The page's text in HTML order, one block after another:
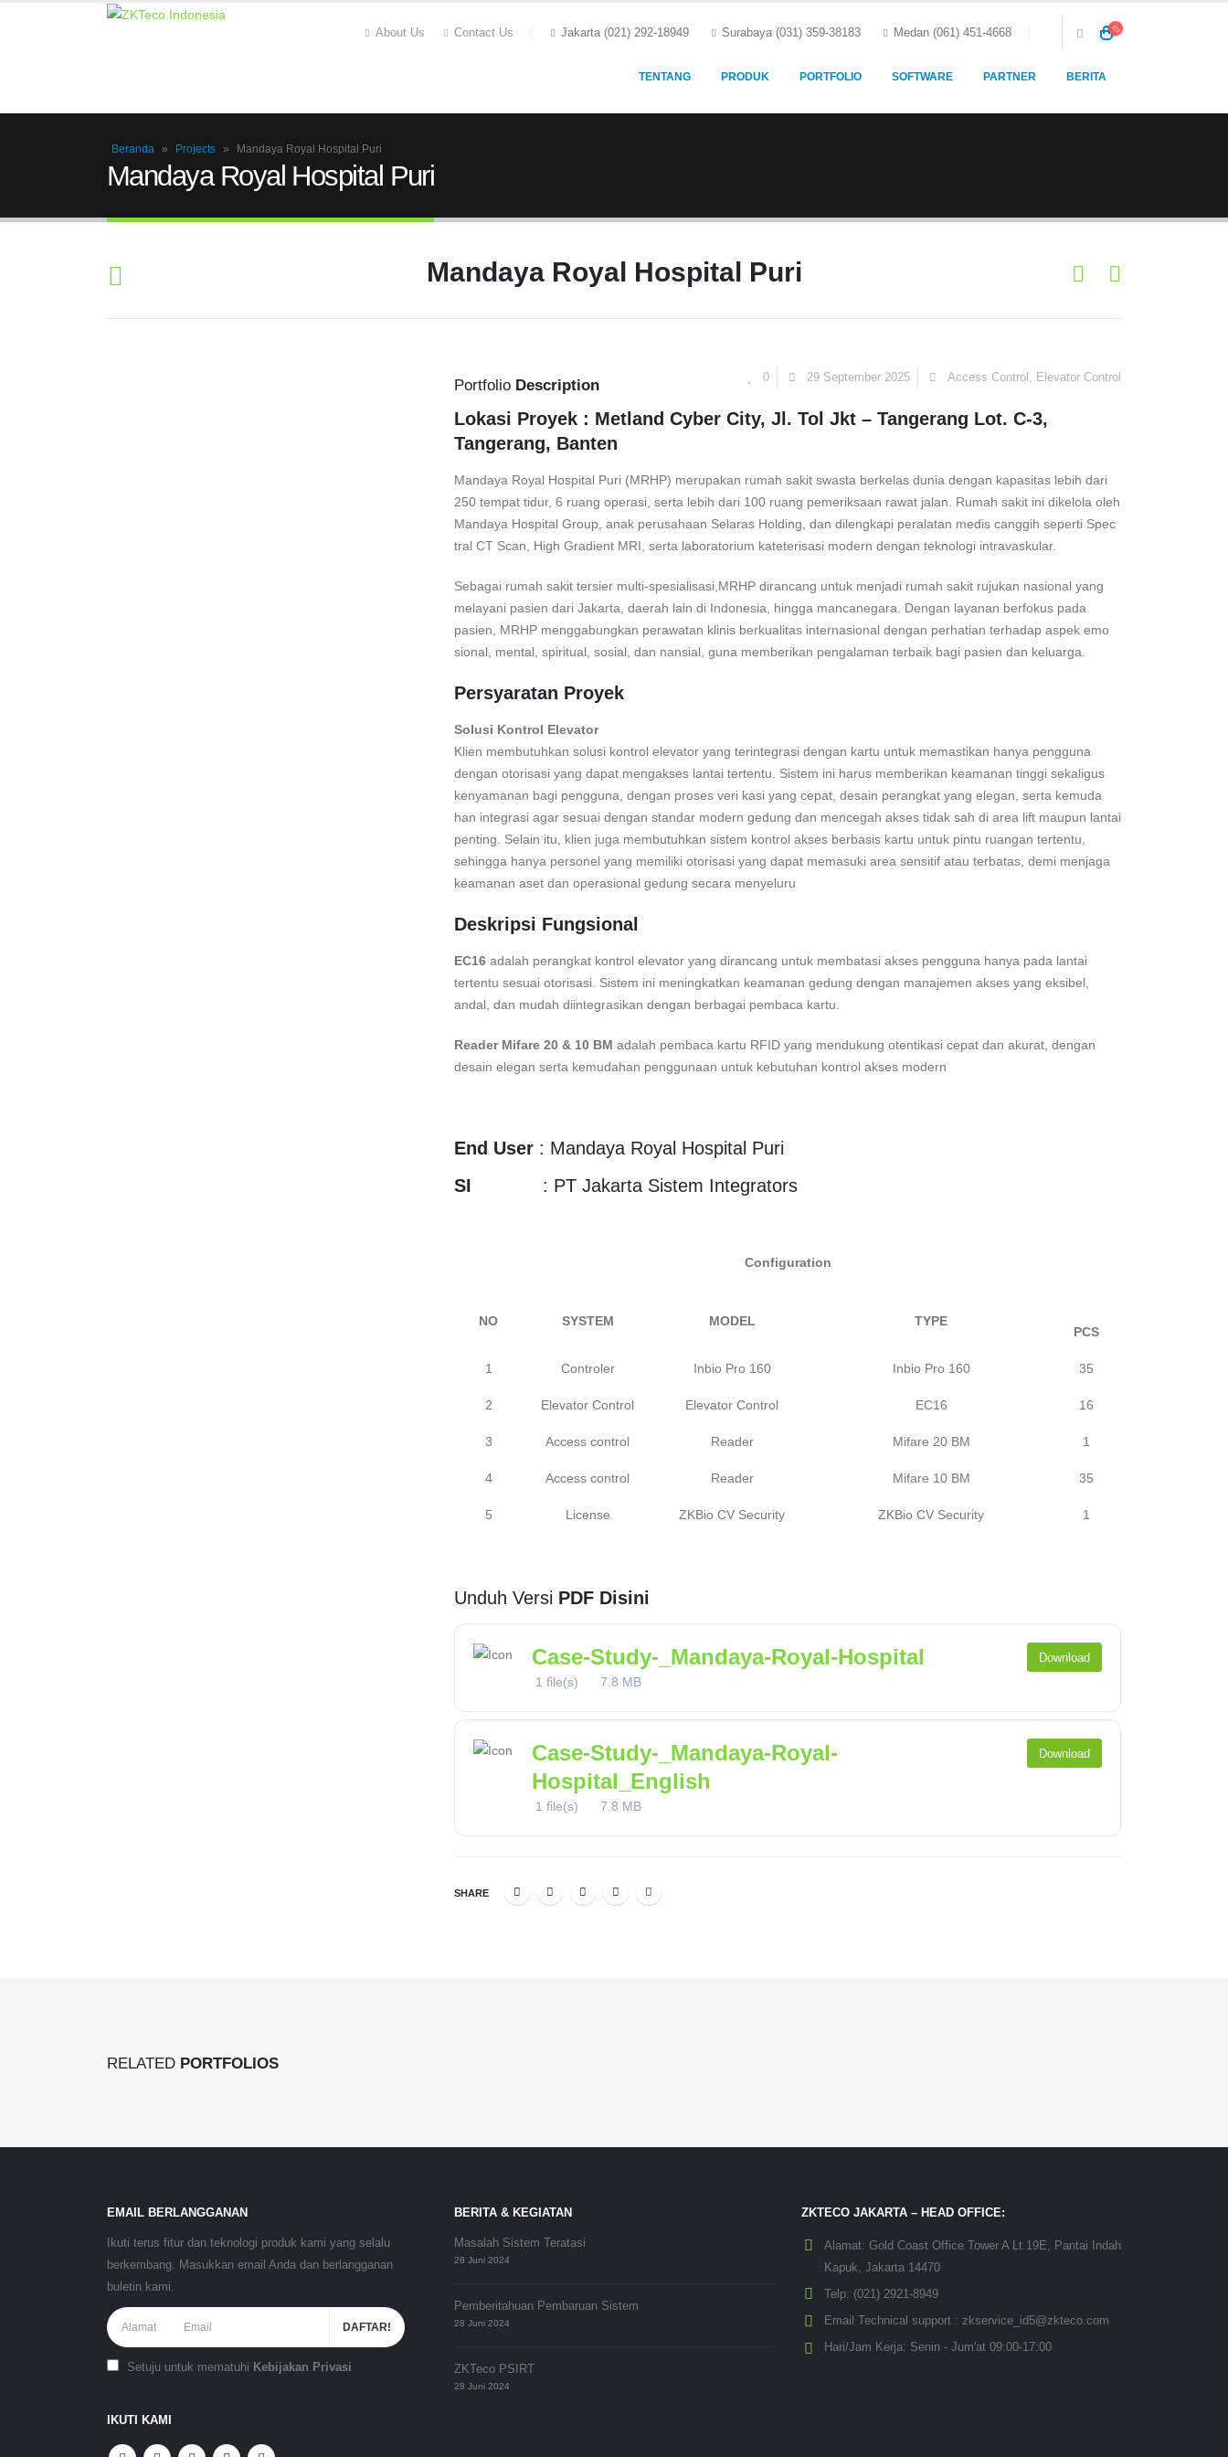
About Us Contact Us Jakarta (021) 292-18949 Surabaya (031) 359-38183 Medan (061) 451-4668
TENTANG PRODUK PORTFOLIO SOFTWARE PARTNER BERITA
Beranda » Projects » Mandaya Royal Hospital Puri
Mandaya Royal Hospital Puri
Mandaya Royal Hospital Puri
Portfolio Description 0 29 September 2025 Access Control , Elevator Control
Lokasi Proyek : Metland Cyber City, Jl. Tol Jkt – Tangerang Lot. C-3,
Tangerang, Banten
Mandaya Royal Hospital Puri (MRHP) merupakan rumah sakit swasta berkelas dunia dengan kapasitas lebih dari
250 tempat tidur, 6 ruang operasi, serta lebih dari 100 ruang pemeriksaan rawat jalan. Rumah sakit ini dikelola oleh
Mandaya Hospital Group, anak perusahaan Selaras Holding, dan dilengkapi peralatan medis canggih seperti Spec
tral CT Scan, High Gradient MRI, serta laboratorium kateterisasi modern dengan teknologi intravaskular.
Sebagai rumah sakit tersier multi-spesialisasi,MRHP dirancang untuk menjadi rumah sakit rujukan nasional yang
melayani pasien dari Jakarta, daerah lain di Indonesia, hingga mancanegara. Dengan layanan berfokus pada
pasien, MRHP menggabungkan perawatan klinis berkualitas internasional dengan perhatian terhadap aspek emo
sional, mental, spiritual, sosial, dan nansial, guna memberikan pengalaman terbaik bagi pasien dan keluarga.
Persyaratan Proyek
Solusi Kontrol Elevator
Klien membutuhkan solusi kontrol elevator yang terintegrasi dengan kartu untuk memastikan hanya pengguna
dengan otorisasi yang dapat mengakses lantai tertentu. Sistem ini harus memberikan keamanan tinggi sekaligus
kenyamanan bagi pengguna, dengan proses veri kasi yang cepat, desain perangkat yang elegan, serta kemuda
han integrasi agar sesuai dengan standar modern gedung dan mencegah akses tidak sah di area lift maupun lantai
penting. Selain itu, klien juga membutuhkan sistem kontrol akses berbasis kartu untuk pintu ruangan tertentu,
sehingga hanya personel yang memiliki otorisasi yang dapat memasuki area sensitif atau terbatas, demi menjaga
keamanan aset dan operasional gedung secara menyeluru
Deskripsi Fungsional
EC16 adalah perangkat kontrol elevator yang dirancang untuk membatasi akses pengguna hanya pada lantai
tertentu sesuai otorisasi. Sistem ini meningkatkan keamanan gedung dengan manajemen akses yang eksibel,
andal, dan mudah diintegrasikan dengan berbagai pembaca kartu.
Reader Mifare 20 & 10 BM adalah pembaca kartu RFID yang mendukung otentikasi cepat dan akurat, dengan
desain elegan serta kemudahan penggunaan untuk kebutuhan kontrol akses modern
End User : Mandaya Royal Hospital Puri
SI : PT Jakarta Sistem Integrators
Configuration
NO SYSTEM MODEL TYPE
PCS
1 Controler Inbio Pro 160 Inbio Pro 160 35
2 Elevator Control Elevator Control EC16 16
3 Access control Reader Mifare 20 BM 1
4 Access control ⁠Reader Mifare 10 BM 35
5 License ZKBio CV Security ZKBio CV Security 1
Unduh Versi PDF Disini
Case-Study-_Mandaya-Royal-Hospital
1 file(s) 7.8 MB
Download
Case-Study-_Mandaya-Royal-
Hospital_English
1 file(s) 7.8 MB
Download
SHARE
RELATED PORTFOLIOS
EMAIL BERLANGGANAN
Ikuti terus fitur dan teknologi produk kami yang selalu
berkembang. Masukkan email Anda dan berlangganan
buletin kami.
Setuju untuk mematuhi Kebijakan Privasi
IKUTI KAMI
BERITA & KEGIATAN
Masalah Sistem Teratasi
28 Juni 2024
Pemberitahuan Pembaruan Sistem
28 Juni 2024
ZKTeco PSIRT
28 Juni 2024
ZKTECO JAKARTA – HEAD OFFICE:
Alamat: Gold Coast Office Tower A Lt.19E, Pantai Indah
Kapuk, Jakarta 14470
Telp: (021) 2921-8949
Email Technical support : zkservice_id5@zkteco.com
Hari/Jam Kerja: Senin - Jum'at 09:00-17:00